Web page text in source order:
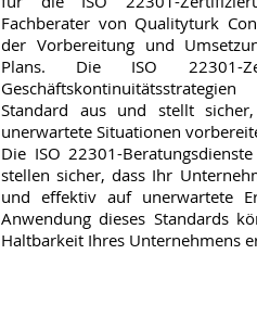
Fachberater von Qualityturk
der Vorbereitung und
Plans. Die ISO 22301-
Standard aus und stellt
unerwartete Situationen
Die ISO 22301-
stellen sicher, dass Ihr
und effektiv auf unerwartete
Anwendung dieses Standards
Haltbarkeit Ihres Unternehmens